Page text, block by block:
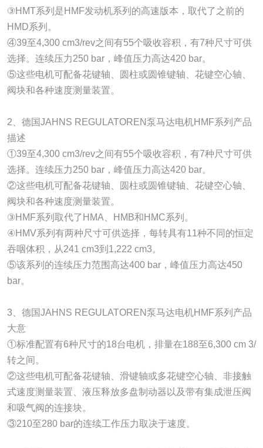
③HMT系列是HMF发动机系列的高速版本，取代了之前的
HMD系列。
④39至4,300 cm3/rev之间有55个吸收容积，有7种尺寸可供
选择。连续压力250 bar，峰值压力高达420 bar。
⑤这些电机可配备花键轴、圆柱或圆锥键轴、花键空心轴、
阀块和各种速度测量装置。
2、德国JAHNS REGULATOREN泵马达电机HMF系列产品
描述
①39至4,300 cm3/rev之间有55个吸收容积，有7种尺寸可供
选择。连续压力250 bar，峰值压力高达420 bar。
②这些电机可配备花键轴、圆柱或圆锥键轴、花键空心轴、
阀块和各种速度测量装置。
③HMF系列取代了HMA、HMB和HMC系列。
④HMV系列有两种尺寸可供选择，每转具有11种不同的恒定
吞咽体积，从241 cm3到1,222 cm3。
⑤该系列的连续压力范围高达400 bar，峰值压力高达450
bar。
3、德国JAHNS REGULATOREN泵马达电机HMF系列产品
大意
①标准配置有6种尺寸的18台电机，排量在188至6,300 cm 3/
转之间。
②这些电机可配备花键轴、滑键轴或多花键空心轴、非接触
式速度测量装置、液压释放多盘制动器以及带有集成泄压阀
和吸气阀的连接块。
③210至280 bar的连续工作压力取决于速度。